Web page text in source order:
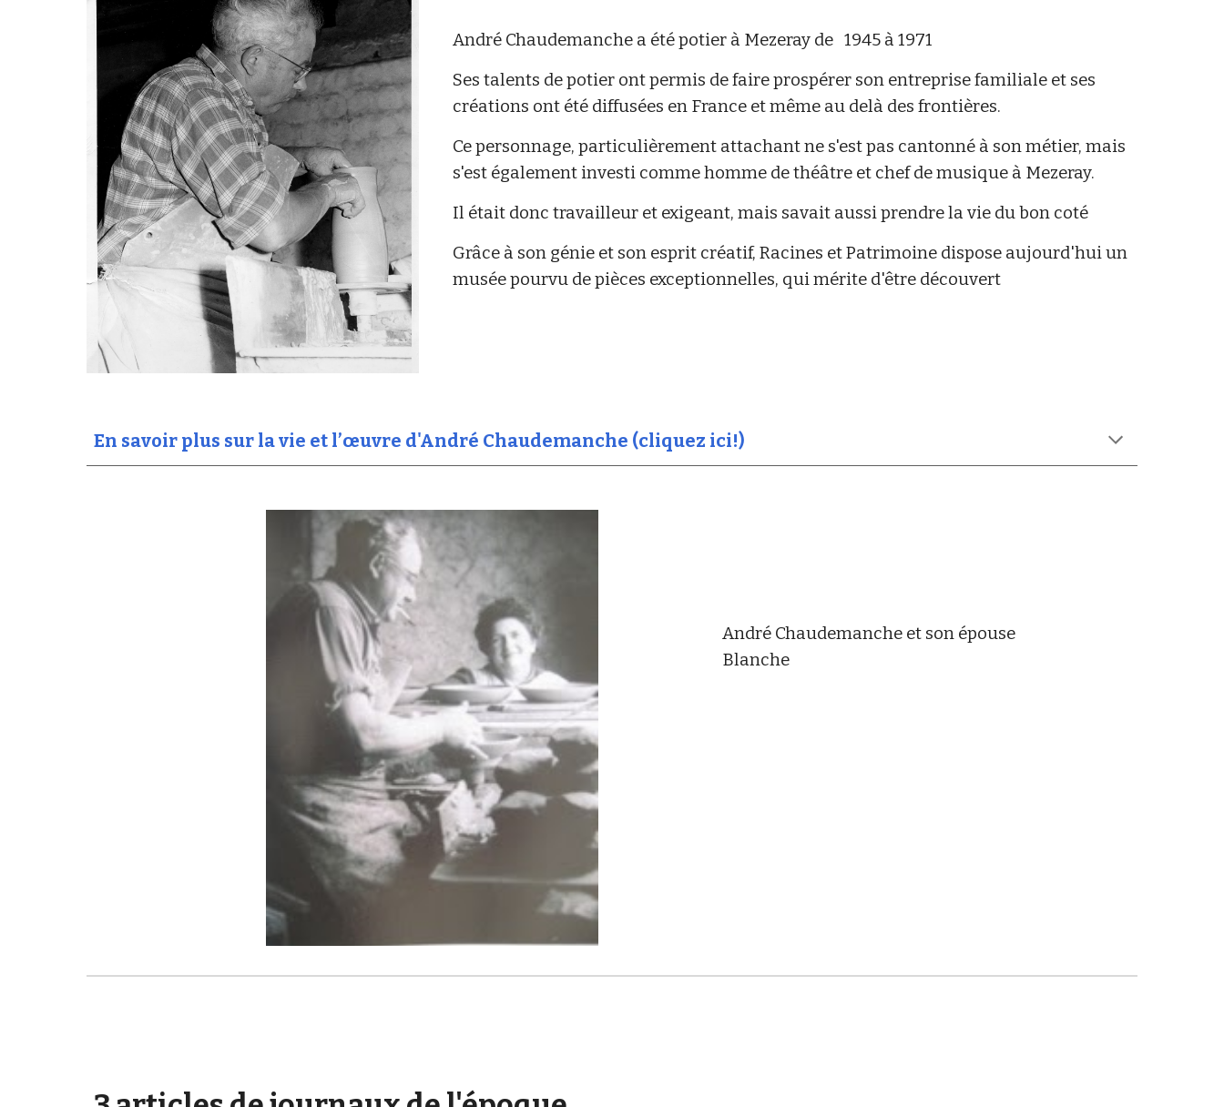
André Chaudemanche a été potier à Mezeray de   1945 à 1971
Ses talents de potier ont permis de faire prospérer son entreprise familiale et ses
créations ont été diffusées en France et même au delà des frontières.
Ce personnage, particulièrement attachant ne s'est pas cantonné à son métier, mais
s'est également investi comme homme de théâtre et chef de musique à Mezeray.
Il était donc travailleur et exigeant, mais savait aussi prendre la vie du bon coté
Grâce à son génie et son esprit créatif, Racines et Patrimoine dispose aujourd'hui un
musée pourvu de pièces exceptionnelles, qui mérite d'être découvert
En savoir plus sur la vie et l’œuvre d'André Chaudemanche (cliquez ici!)
André Chaudemanche et son épouse
Blanche